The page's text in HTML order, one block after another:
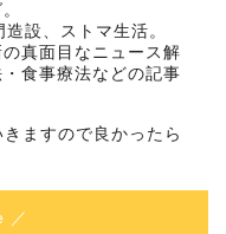
設、ストマ生活。
真面目なニュース解
食事療法などの記事
ますので良かったら
／